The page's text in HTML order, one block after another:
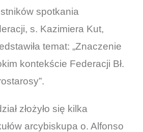
spotkania
s. Kazimiera Kut,
temat: „Znaczenie
kontekście Federacji Bł.
złożyło się kilka
arcybiskupa o. Alfonso